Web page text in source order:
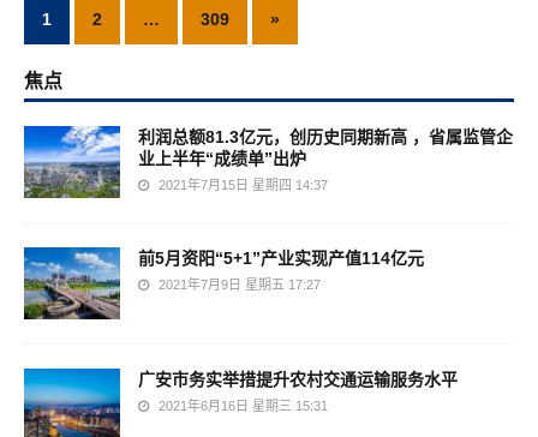
1 2 … 309 »
焦点
利润总额81.3亿元，创历史同期新高 ，省属监管企
业上半年“成绩单”出炉
2021年7月15日 星期四 14:37
前5月资阳“5+1”产业实现产值114亿元
2021年7月9日 星期五 17:27
广安市务实举措提升农村交通运输服务水平
2021年6月16日 星期三 15:31